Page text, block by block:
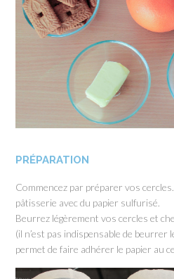
PRÉPARATION
Commencez par préparer vos
pâtisserie avec du papier sulfurisé.
Beurrez légèrement vos cercles et
(il n’est pas indispensable de beurrer
permet de faire adhérer le papier au